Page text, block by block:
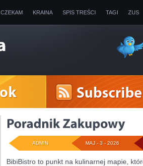
CZEKAM KRAINA SPIS TREŚCI TAGI ZUS
MAJ - 3 - 2026
ADMIN
BibiBistro to punkt na kulinarnej mapie,